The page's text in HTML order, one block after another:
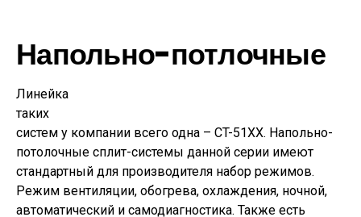
Напольно-потлочные
Линейка
таких
систем у компании всего одна – CT-51XX. Напольно-
потолочные сплит-системы данной серии имеют
стандартный для производителя набор режимов.
Режим вентиляции, обогрева, охлаждения, ночной,
автоматический и самодиагностика. Также есть